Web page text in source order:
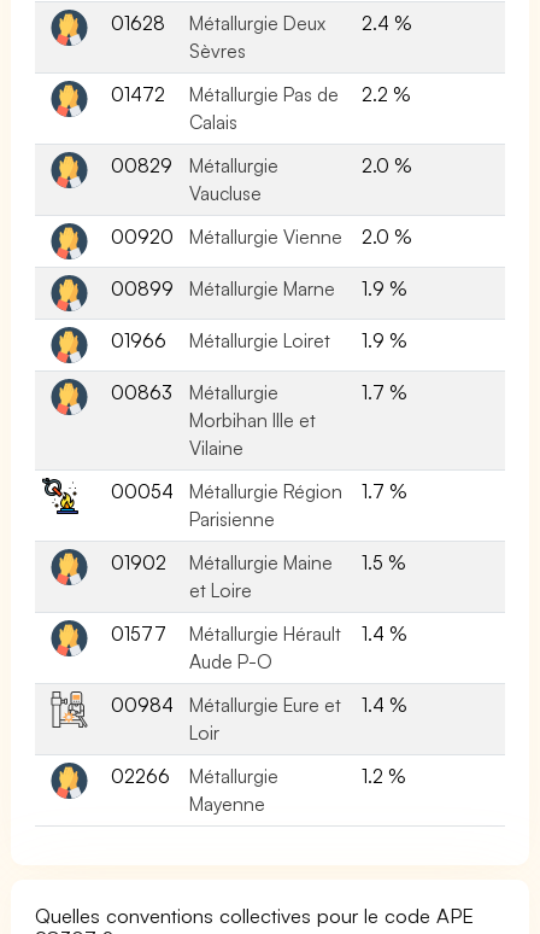
01628
Métallurgie Deux
Sèvres
2.4 %
01472
Métallurgie Pas de
Calais
2.2 %
00829
Métallurgie
Vaucluse
2.0 %
00920 Métallurgie Vienne 2.0 %
00899 Métallurgie Marne 1.9 %
01966 Métallurgie Loiret 1.9 %
00863
Métallurgie
Morbihan Ille et
Vilaine
1.7 %
00054
Métallurgie Région
Parisienne
1.7 %
01902
Métallurgie Maine
et Loire
1.5 %
01577
Métallurgie Hérault
Aude P-O
1.4 %
00984
Métallurgie Eure et
Loir
1.4 %
02266
Métallurgie
Mayenne
1.2 %
Quelles conventions collectives pour le code APE